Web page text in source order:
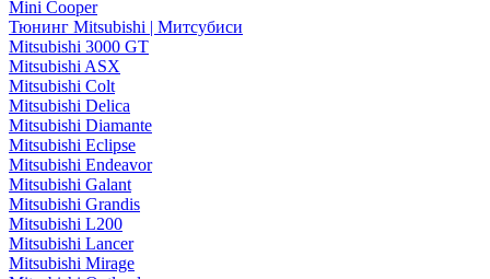
Mini Cooper
Тюнинг Mitsubishi | Митсубиси
Mitsubishi 3000 GT
Mitsubishi ASX
Mitsubishi Colt
Mitsubishi Delica
Mitsubishi Diamante
Mitsubishi Eclipse
Mitsubishi Endeavor
Mitsubishi Galant
Mitsubishi Grandis
Mitsubishi L200
Mitsubishi Lancer
Mitsubishi Mirage